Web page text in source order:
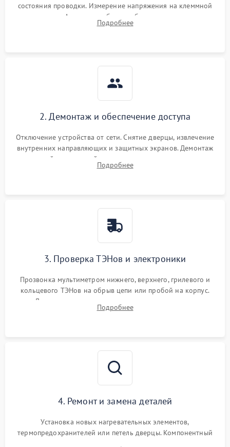
состояния проводки. Измерение напряжения на клеммной
колодке. Анализ жалоб на проблемы с нагревом,
конвекцией, панелью управления или блокировкой дверцы.
Подробнее
2. Демонтаж и обеспечение доступа
Отключение устройства от сети. Снятие дверцы, извлечение
внутренних направляющих и защитных экранов. Демонтаж
задней или верхней панели для прямого доступа к
нагревательным элементам, плате и вентиляторам.
Подробнее
3. Проверка ТЭНов и электроники
Прозвонка мультиметром нижнего, верхнего, грилевого и
кольцевого ТЭНов на обрыв цепи или пробой на корпус.
Диагностика термостата, датчиков температуры,
переключателя режимов и мотора конвекции.
Подробнее
4. Ремонт и замена деталей
Установка новых нагревательных элементов,
термопредохранителей или петель дверцы. Компонентный